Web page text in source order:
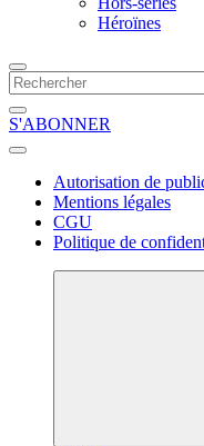
Héroïnes
S'ABONNER
Autorisation de
Mentions légales
CGU
Politique de